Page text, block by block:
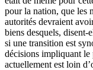
pour la nation, que les
autorités devraient
biens desquels, disent-
si une transition est
décisions impliquant le
actuellement est loin